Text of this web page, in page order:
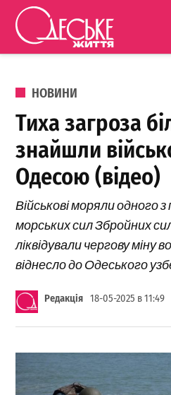
Перейти до вмісту
Життя
ОПУБЛІКОВАНО В
НОВИНИ
Тиха загроза
знайшли
Одесою (відео)
Військові моряли одного з
морських сил Збройних
ліквідували чергову міну
віднесло до Одеського
Редакція 18-05-2025 в 11:49